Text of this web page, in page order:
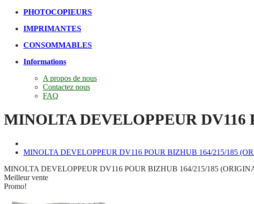
PHOTOCOPIEURS
IMPRIMANTES
CONSOMMABLES
Informations
A propos de nous
Contactez nous
FAQ
MINOLTA DEVELOPPEUR
MINOLTA DEVELOPPEUR DV116 POUR BIZHUB 164/215/185
MINOLTA DEVELOPPEUR DV116 POUR BIZHUB 164/215/185
Meilleur vente
Promo!